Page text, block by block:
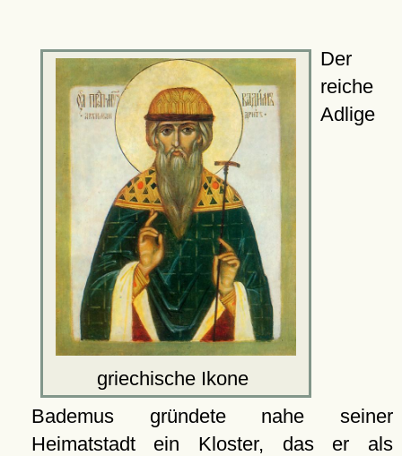
griechische Ikone
Der
reiche
Adlige
Bademus gründete nahe seiner
Heimatstadtein Kloster, das er als